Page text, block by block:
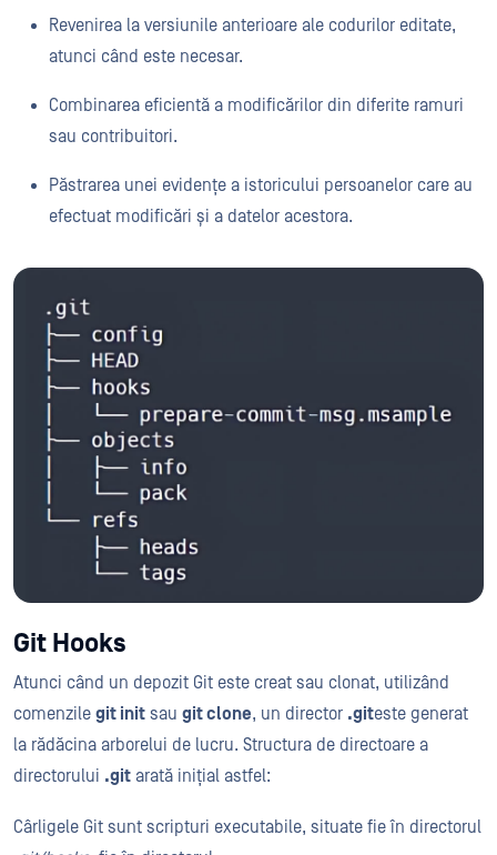
Revenirea la versiunile anterioare ale codurilor editate,
atunci când este necesar.
Combinarea eficientă a modificărilor din diferite ramuri
sau contribuitori.
Păstrarea unei evidențe a istoricului persoanelor care au
efectuat modificări și a datelor acestora.
Git Hooks
Atunci când un depozit Git este creat sau clonat, utilizând
comenzile git init sau git clone, un director .giteste generat
la rădăcina arborelui de lucru. Structura de directoare a
directorului .git arată inițial astfel:
Cârligele Git sunt scripturi executabile, situate fie în directorul